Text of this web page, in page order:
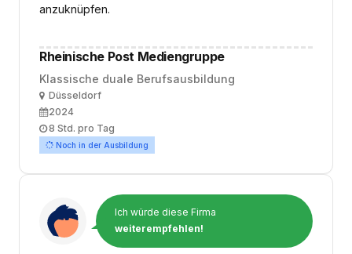
anzuknüpfen.
Rheinische Post Mediengruppe
Klassische duale Berufsausbildung
OrtDüsseldorf
Ausbildungsbeginn
2024
Arbeitszeit
8 Std. pro Tag
Noch in der Ausbildung
Ich würde diese Firma
weiterempfehlen!